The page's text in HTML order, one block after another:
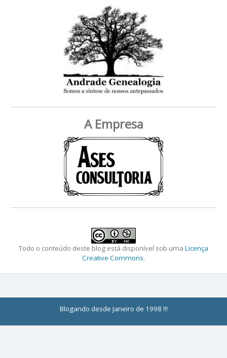
A Empresa
Todo o conteúdo deste blog está disponível sob uma Licença
Creative Commons.
Blogando desde Janeiro de 1998 !!!